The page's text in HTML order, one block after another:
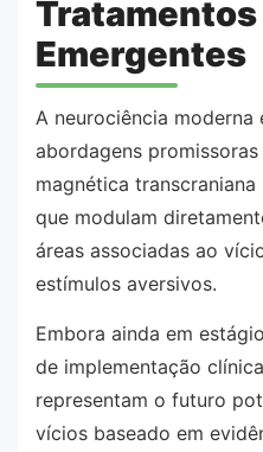
Emergentes
A neurociência moderna
abordagens
magnética
que modulam
áreas associadas ao
estímulos aversivos.
Embora ainda em
de implementação
representam o futuro
vícios baseado em